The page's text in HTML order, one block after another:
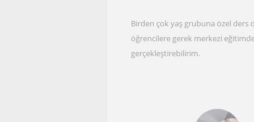
Birden çok yaş grubuna özel ders
öğrencilere gerek merkezi
gerçekleştirebilirim.